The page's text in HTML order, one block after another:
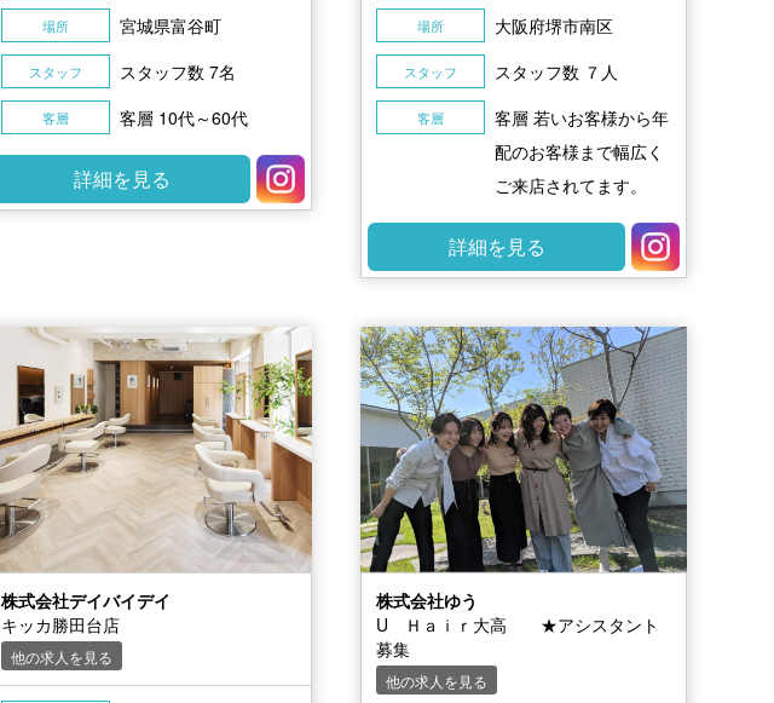
場所 宮城県富谷町
スタッフ スタッフ数 7名
客層 客層 10代～60代
詳細を見る
場所 大阪府堺市南区
スタッフ スタッフ数 ７人
客層
客層 若いお客様から年
配のお客様まで幅広く
ご来店されてます。
詳細を見る
株式会社デイバイデイ
キッカ勝田台店
他の求人を見る
株式会社ゆう
U Ｈａｉｒ大高 ★アシスタント
募集
他の求人を見る